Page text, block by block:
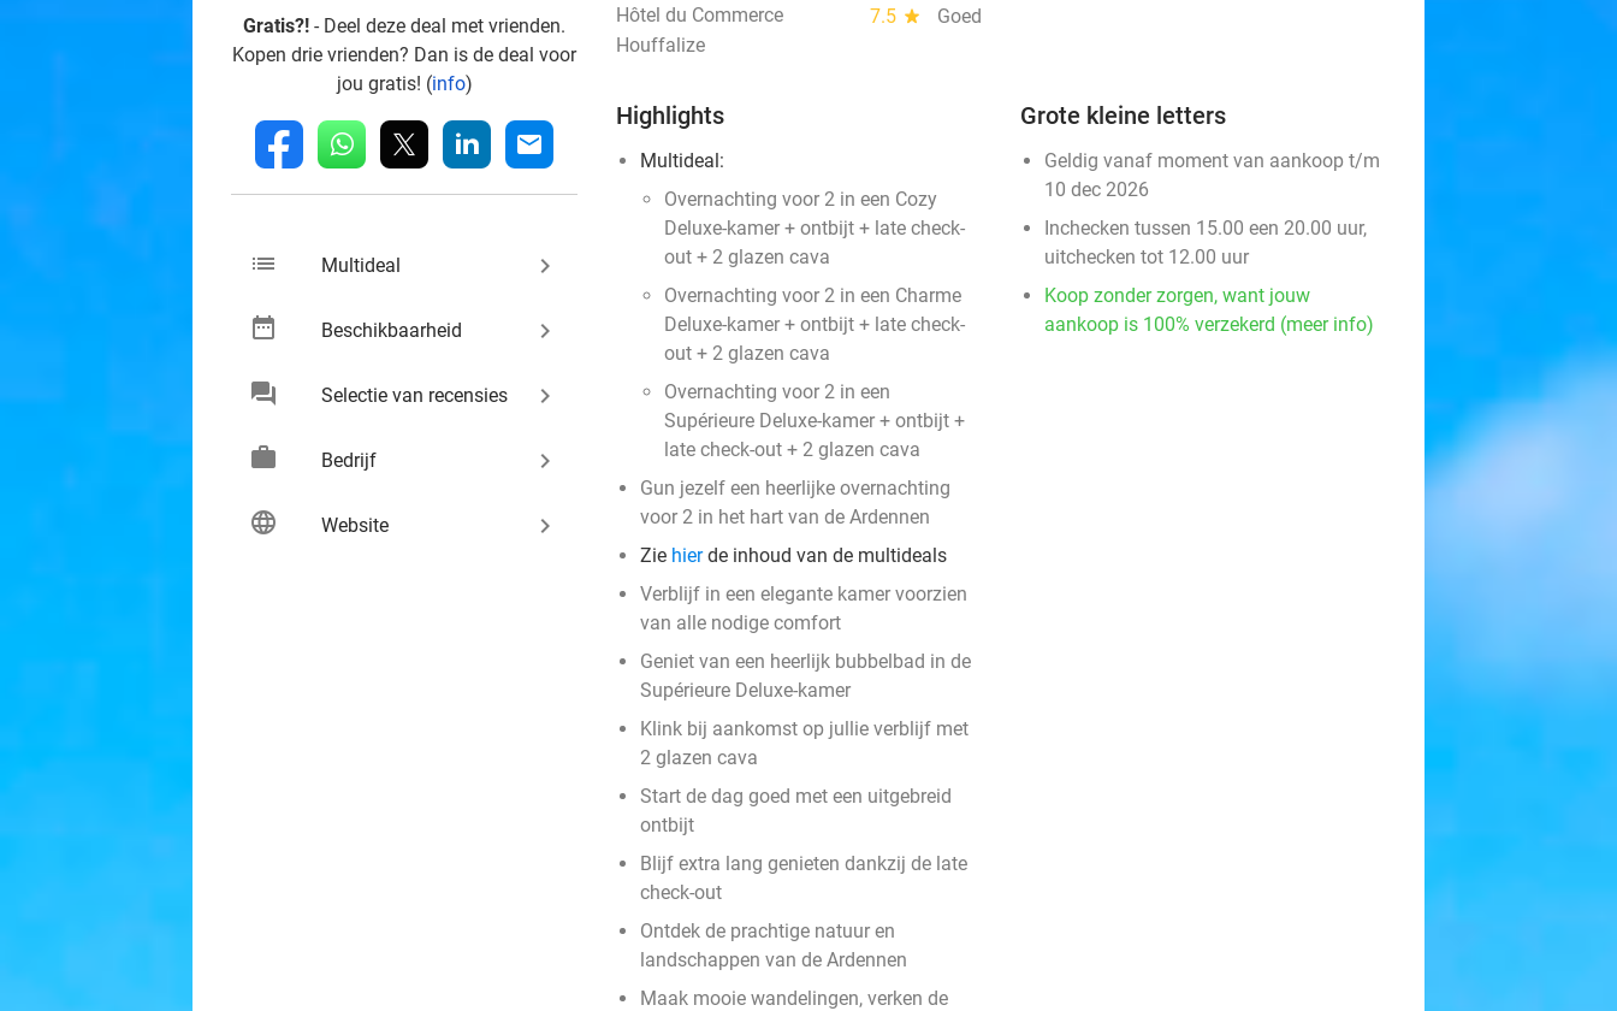
Gratis?! - Deel deze deal met vrienden.
Kopen drie vrienden? Dan is de deal voor
jou gratis! (info)
fb whatsapp linkedin mail
list Multideal keyboard_arrow_right
date_range Beschikbaarheid keyboard_arrow_right
chat Selectie van recensies keyboard_arrow_right
work Bedrijf keyboard_arrow_right
language Website keyboard_arrow_right
Hôtel du Commerce 7.5 star
Goed
Houffalize
Highlights
Multideal:
Overnachting voor 2 in een Cozy
Deluxe-kamer + ontbijt + late check-
out + 2 glazen cava
Overnachting voor 2 in een Charme
Deluxe-kamer + ontbijt + late check-
out + 2 glazen cava
Overnachting voor 2 in een
Supérieure Deluxe-kamer + ontbijt +
late check-out + 2 glazen cava
Gun jezelf een heerlijke overnachting
voor 2 in het hart van de Ardennen
Zie hierde inhoud van de multideals
Verblijf in een elegante kamer voorzien
van alle nodige comfort
Geniet van een heerlijk bubbelbad in de
Supérieure Deluxe-kamer
Klink bij aankomst op jullie verblijf met
2 glazen cava
Start de dag goed met een uitgebreid
ontbijt
Blijf extra lang genieten dankzij de late
check-out
Ontdek de prachtige natuur en
landschappen van de Ardennen
Maak mooie wandelingen, verken de
Grote kleine letters
Geldig vanaf moment van aankoop t/m
10 dec 2026
Inchecken tussen 15.00 een 20.00 uur,
uitchecken tot 12.00 uur
Koop zonder zorgen, want jouw
aankoop is 100% verzekerd (meer info)